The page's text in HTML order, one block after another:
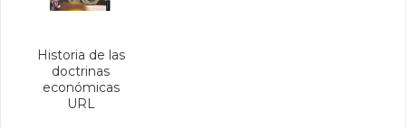
Historia de las
doctrinas
económicas
URL